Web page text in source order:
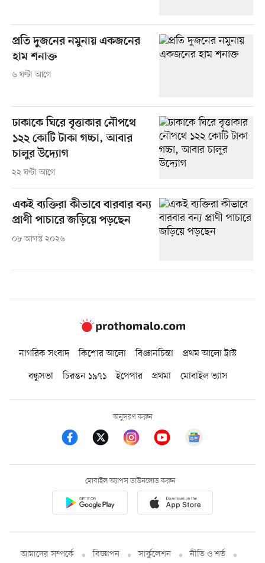
প্রতি দুজনের নমুনায় একজনের
হাম শনাক্ত
৬ ঘণ্টা আগে
ঢাকাকে ঘিরে বৃত্তাকার নৌপথে
১২২ কোটি টাকা গচ্চা, আবার
চালুর উদ্যোগ
২২ ঘণ্টা আগে
একই ব্যক্তিরা কীভাবে বারবার বন্য
প্রাণী পাচারে জড়িয়ে পড়ছেন
০৮ আগস্ট ২০২৬
নাগরিক সংবাদ কিশোর আলো বিজ্ঞানচিন্তা
প্রথম আলো ট্রাস্ট
বন্ধুসভা
চিরন্তন ১৯৭১ ইপেপার প্রথমা মোবাইল ভ্যাস
অনুসরণ করুন
মোবাইল অ্যাপস ডাউনলোড করুন
আমাদের সম্পর্কে বিজ্ঞাপন সার্কুলেশন নীতি ও শর্ত